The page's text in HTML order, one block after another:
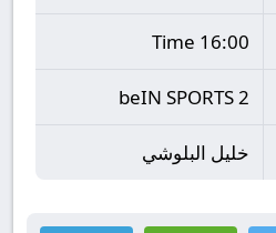
16:00 Time
beIN SPORTS 2
خليل البلوشي